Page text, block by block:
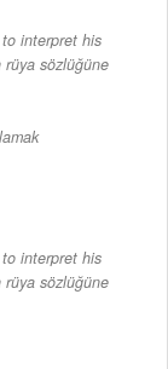
interpret his
rüya sözlüğüne
interpret his
rüya sözlüğüne